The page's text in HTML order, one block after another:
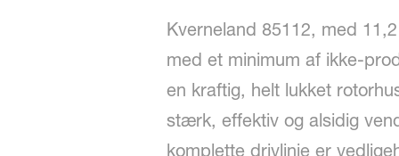
Kverneland 85112, med
med et minimum af ikke-
en kraftig, helt lukket
stærk, effektiv og alsidig
komplette drivlinje er